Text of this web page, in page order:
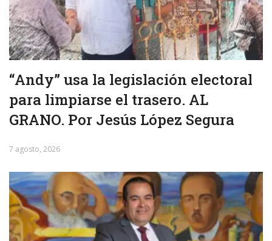
“Andy” usa la legislación electoral
para limpiarse el trasero. AL
GRANO. Por Jesús López Segura
7 agosto, 2026